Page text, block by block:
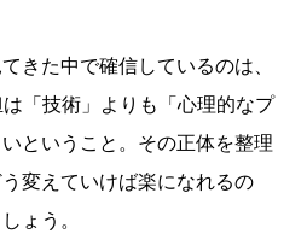
きた中で確信しているのは、
「技術」よりも「心理的なプ
ということ。その正体を整理
変えていけば楽になれるの
ょう。